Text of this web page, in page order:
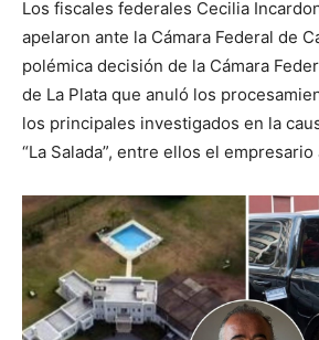
Los fiscales federales Cecilia
apelaron ante la Cámara Federal de
polémica decisión de la Cámara
de La Plata que anuló los
los principales investigados en la
“La Salada”, entre ellos el